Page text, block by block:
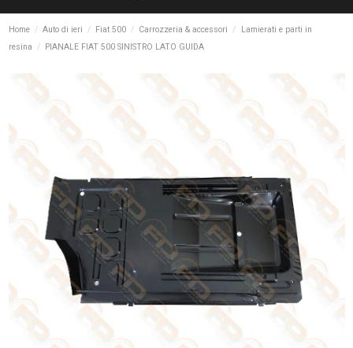
Home Auto di ieri Fiat 500 Carrozzeria & accessori
Lamierati e parti in
resina
PIANALE FIAT 500 SINISTRO LATO GUIDA